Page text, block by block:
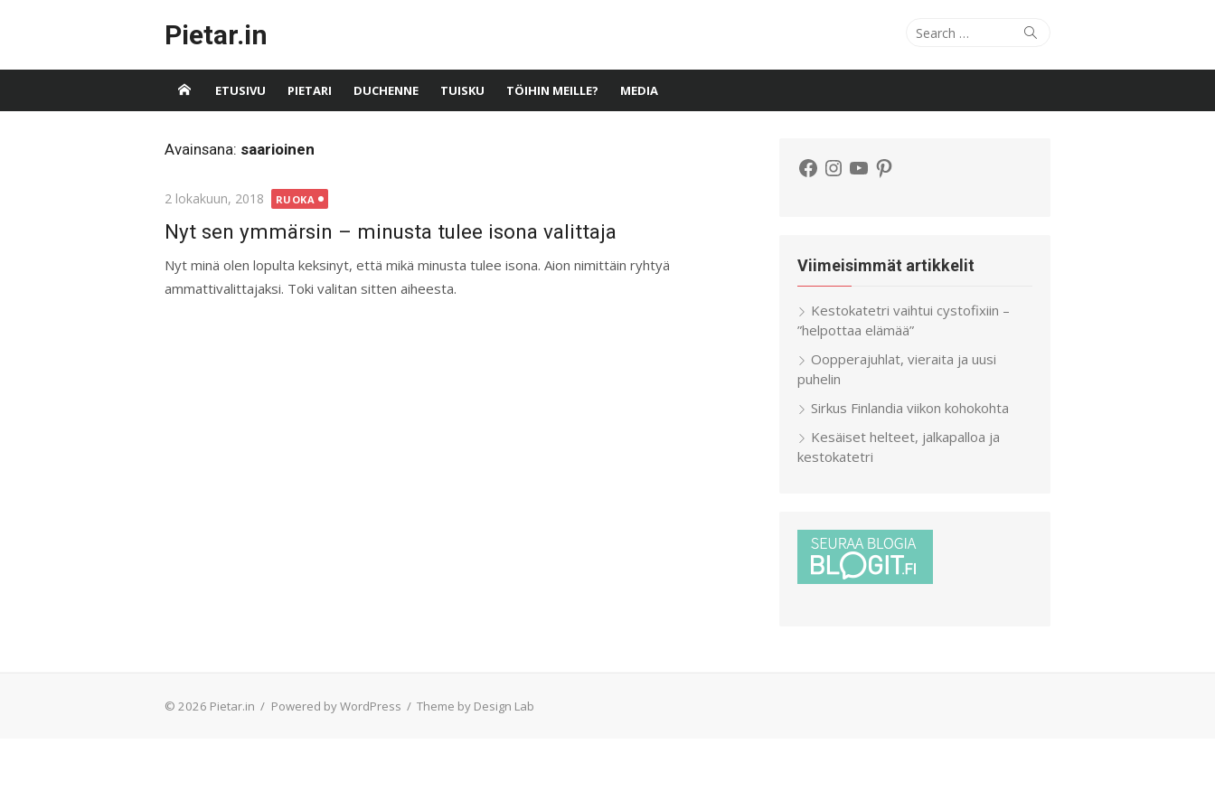
Pietar.in
Search
Search
ETUSIVU PIETARI DUCHENNE TUISKU TÖIHIN MEILLE? MEDIA
Avainsana: saarioinen
Posted
2 lokakuun, 2018 RUOKA
Nyt sen ymmärsin – minusta tulee isona valittaja
Nyt minä olen lopulta keksinyt, että mikä minusta tulee isona. Aion nimittäin ryhtyä
ammattivalittajaksi. Toki valitan sitten aiheesta.
Facebook
Instagram
YouTubePinterest
Viimeisimmät artikkelit
Kestokatetri vaihtui cystofixiin –
”helpottaa elämää”
Oopperajuhlat, vieraita ja uusi
puhelin
Sirkus Finlandia viikon kohokohta
Kesäiset helteet, jalkapalloa ja
kestokatetri
© 2026 Pietar.in / Powered by WordPress / Theme by Design Lab